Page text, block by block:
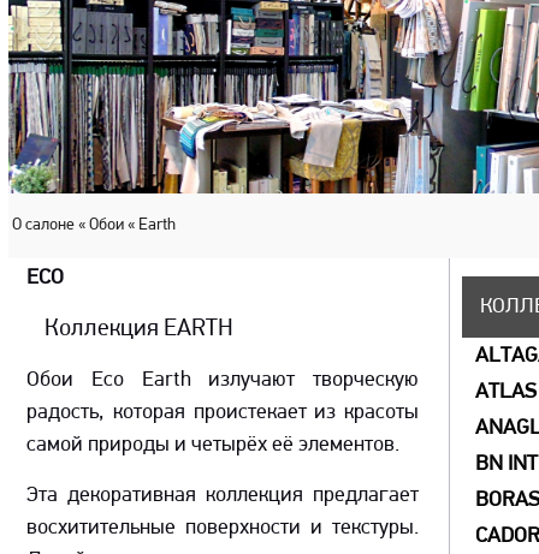
О салоне « Обои « Earth
ECO
Коллекция EARTH
Обои Eco Earth излучают творческую
радость, которая проистекает из красоты
самой природы и четырёх её элементов.
Эта декоративная коллекция предлагает
восхитительные поверхности и текстуры.
ATLAS
BN